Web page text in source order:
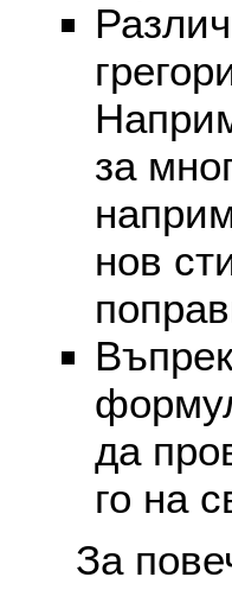
за
нов
да
го на
За